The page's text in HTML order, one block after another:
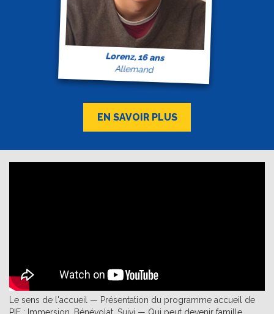
Lorenz, 16 ans
Allemand
EN SAVOIR PLUS
Le sens de l'accueil — Présentation du programme accueil de